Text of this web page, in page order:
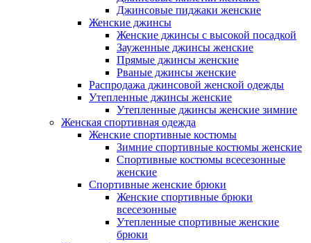
Джинсовые пиджаки женские
Женские джинсы
Женские джинсы с высокой посадкой
Зауженные джинсы женские
Прямые джинсы женские
Рваные джинсы женские
Распродажа джинсовой женской одежды
Утепленные джинсы женские
Утепленные джинсы женские зимние
Женская спортивная одежда
Женские спортивные костюмы
Зимние спортивные костюмы женские
Спортивные костюмы всесезонные
женские
Спортивные женские брюки
Женские спортивные брюки
всесезонные
Утепленные спортивные женские
брюки